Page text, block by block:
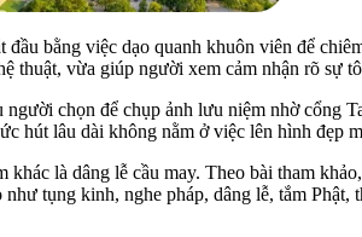
bằng việc dạo quanh khuôn viên để
thuật, vừa giúp người xem cảm nhận rõ sự
chọn để chụp ảnh lưu niệm nhờ cổng
hút lâu dài không nằm ở việc lên hình đẹp
khác là dâng lễ cầu may. Theo bài tham
tụng kinh, nghe pháp, dâng lễ, tắm